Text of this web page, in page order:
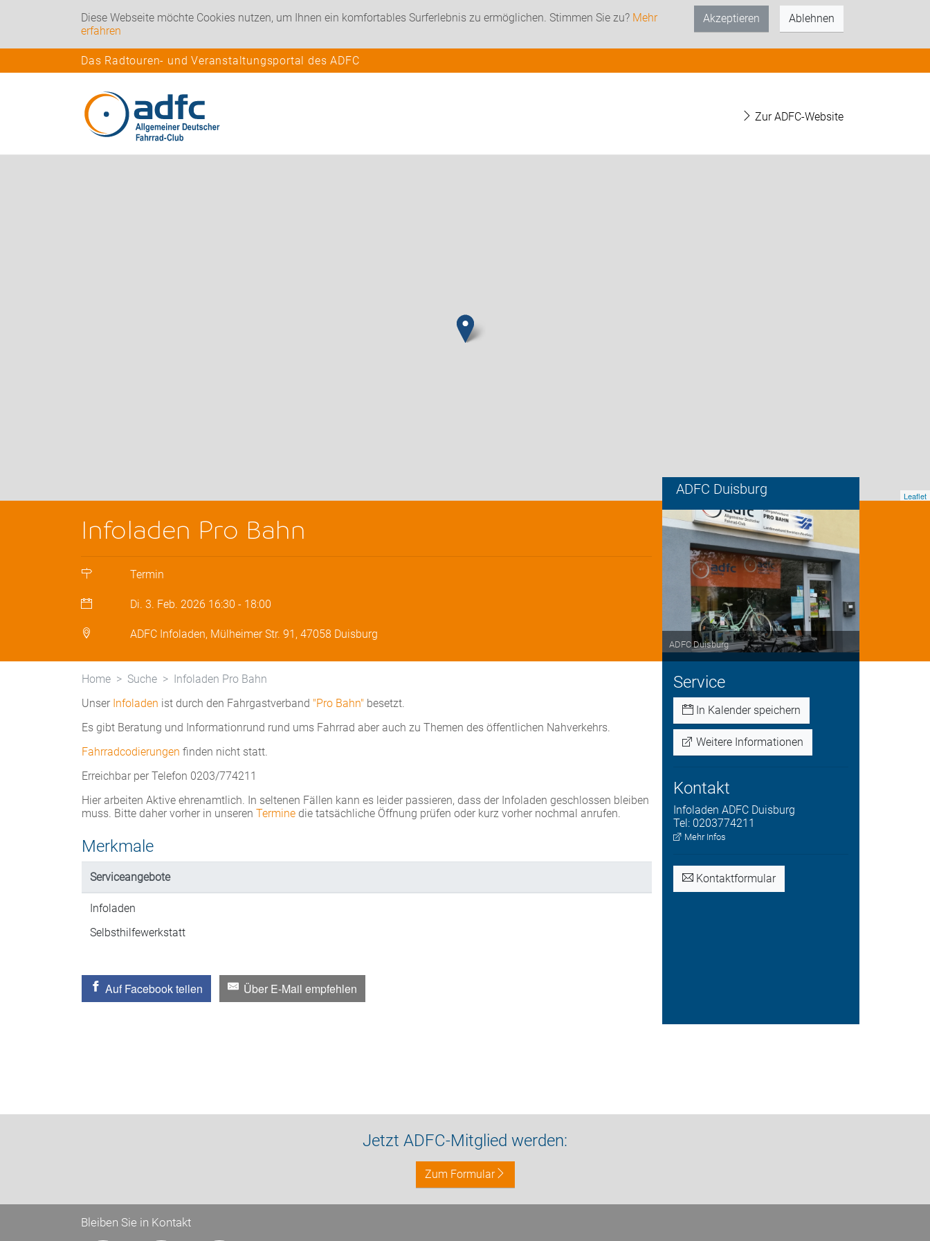
Diese Webseite möchte Cookies nutzen, um Ihnen ein komfortables Surferlebnis zu ermöglichen. Stimmen Sie zu? Mehr
erfahren
Akzeptieren Ablehnen
Das Radtouren- und Veranstaltungsportal des ADFC
Zur ADFC-Website
Leaflet
ADFC Duisburg
Infoladen Pro Bahn
Termin
Di. 3. Feb. 2026 16:30 - 18:00
ADFC Infoladen, Mülheimer Str. 91, 47058 Duisburg
ADFC Duisburg
Service
In Kalender speichern
Weitere Informationen
Kontakt
Infoladen ADFC Duisburg
Tel: 0203774211
Mehr Infos
Kontaktformular
Home Suche
Infoladen Pro Bahn
Unser Infoladen ist durch den Fahrgastverband "Pro Bahn" besetzt.
Es gibt Beratung und Informationrund rund ums Fahrrad aber auch zu Themen des öffentlichen Nahverkehrs.
Fahrradcodierungen finden nicht statt.
Erreichbar per Telefon 0203/774211
Hier arbeiten Aktive ehrenamtlich. In seltenen Fällen kann es leider passieren, dass der Infoladen geschlossen bleiben
muss. Bitte daher vorher in unseren Termine die tatsächliche Öffnung prüfen oder kurz vorher nochmal anrufen.
Merkmale
Serviceangebote
Infoladen
Selbsthilfewerkstatt
Auf Facebook teilen Über E-Mail empfehlen
Jetzt ADFC-Mitglied werden:
Zum Formular
Bleiben Sie in Kontakt